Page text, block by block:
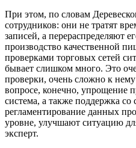
При этом, по словам
сотрудников: они не тратят
записей, а перераспределяют
производство качественной
проверками торговых сетей
бывает слишком много. Это
проверки, очень сложно к
вопросе, конечно, упрощение
система, а также поддержка со
регламентирование данных
уровне, улучшают ситуацию
эксперт.